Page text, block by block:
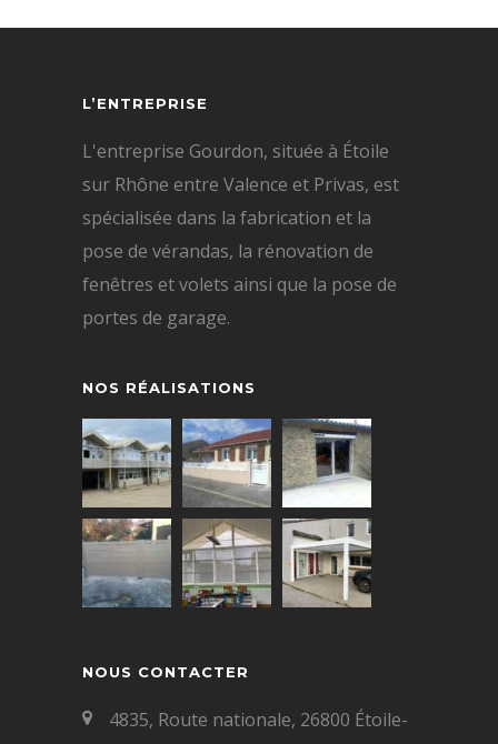
L’ENTREPRISE
L'entreprise Gourdon, située à Étoile
sur Rhône entre Valence et Privas, est
spécialisée dans la fabrication et la
pose de vérandas, la rénovation de
fenêtres et volets ainsi que la pose de
portes de garage.
NOS RÉALISATIONS
NOUS CONTACTER
4835, Route nationale, 26800 Étoile-